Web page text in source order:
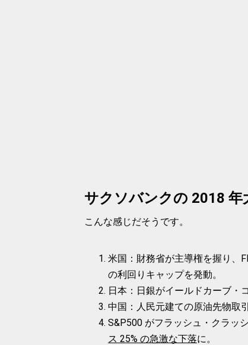
サクソバンクの 2018 年
こんな感じだそうです。
米国：財務省が主導権を握り、
の利回りキャップを発動。
日本：日銀がイールドカーブ・
中国：人民元建ての原油先物取
S&P500 がフラッシュ・クラッ
ス 25% の急激な下落に。